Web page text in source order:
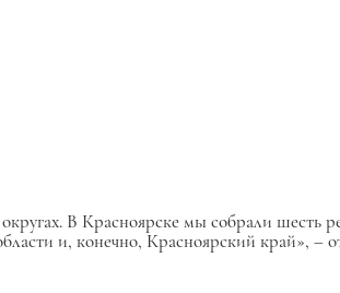
В Красноярске мы собрали шесть
и, конечно, Красноярский край», –